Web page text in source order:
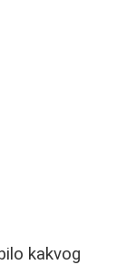
kakvog